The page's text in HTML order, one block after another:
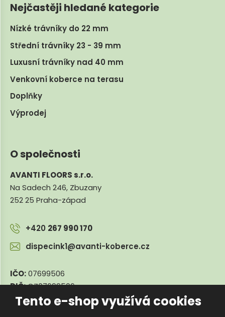
Tento e-shop využívá cookies
Nejčastěji hledané kategorie
Nízké trávníky do 22 mm
Střední trávníky 23 - 39 mm
Luxusní trávníky nad 40 mm
Venkovní koberce na terasu
Doplňky
Výprodej
O společnosti
AVANTI FLOORS s.r.o.
Na Sadech 246, Zbuzany
252 25 Praha-západ
+420 267 990 170
dispecink1@avanti-koberce.cz
IČO:07699506
DIČ:CZ07699506